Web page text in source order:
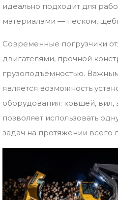
идеально подходит для
материалами — песком,
Современные погрузчики
двигателями, прочной
грузоподъёмностью.
является возможность
оборудования: ковшей, вил,
позволяет использовать
задач на протяжении всего